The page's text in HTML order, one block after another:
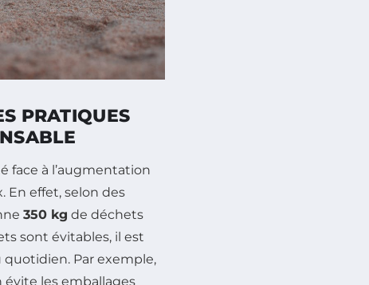
PRATIQUES
face à l’augmentation
effet, selon des
350 kg de déchets
sont évitables, il est
quotidien. Par exemple,
les emballages